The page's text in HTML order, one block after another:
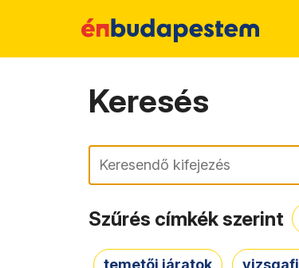
Keresés
Keresés
Szűrés címkék szerint
temetői járatok